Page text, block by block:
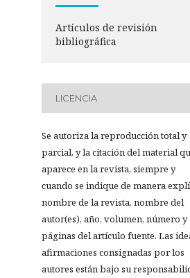
Artículos de revisión
bibliográfica
LICENCIA
Se autoriza la reproducción total y
parcial, y la citación del material
aparece en la revista, siempre y
cuando se indique de manera
nombre de la revista, nombre del
autor(es), año, volumen, número y
páginas del artículo fuente. Las
afirmaciones consignadas por los
autores están bajo su